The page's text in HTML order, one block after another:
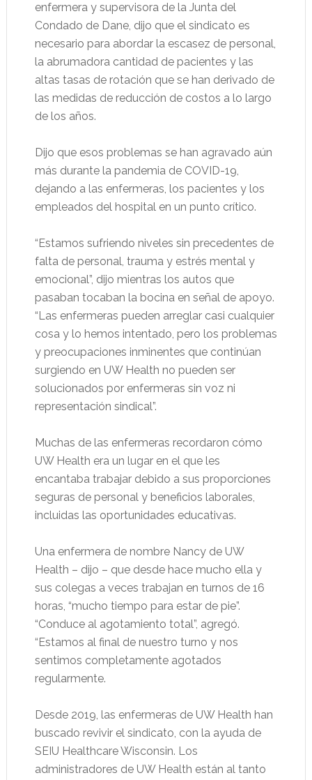
enfermera y supervisora ​​de la Junta del
Condado de Dane, dijo que el sindicato es
necesario para abordar la escasez de personal,
la abrumadora cantidad de pacientes y las
altas tasas de rotación que se han derivado de
las medidas de reducción de costos a lo largo
de los años.
Dijo que esos problemas se han agravado aún
más durante la pandemia de COVID-19,
dejando a las enfermeras, los pacientes y los
empleados del hospital en un punto crítico.
“Estamos sufriendo niveles sin precedentes de
falta de personal, trauma y estrés mental y
emocional”, dijo mientras los autos que
pasaban tocaban la bocina en señal de apoyo.
“Las enfermeras pueden arreglar casi cualquier
cosa y lo hemos intentado, pero los problemas
y preocupaciones inminentes que continúan
surgiendo en UW Health no pueden ser
solucionados por enfermeras sin voz ni
representación sindical”.
Muchas de las enfermeras recordaron cómo
UW Health era un lugar en el que les
encantaba trabajar debido a sus proporciones
seguras de personal y beneficios laborales,
incluidas las oportunidades educativas.
Una enfermera de nombre Nancy de UW
Health – dijo – que desde hace mucho ella y
sus colegas a veces trabajan en turnos de 16
horas, “mucho tiempo para estar de pie”.
“Conduce al agotamiento total”, agregó.
“Estamos al final de nuestro turno y nos
sentimos completamente agotados
regularmente.
Desde 2019, las enfermeras de UW Health han
buscado revivir el sindicato, con la ayuda de
SEIU Healthcare Wisconsin. Los
administradores de UW Health están al tanto